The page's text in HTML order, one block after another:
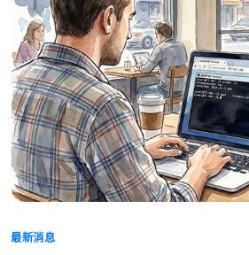
Categories
最新消息